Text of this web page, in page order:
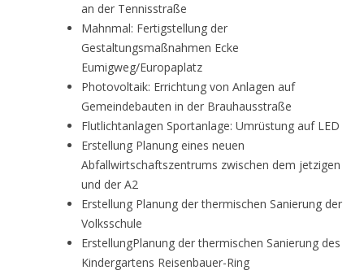
an der Tennisstraße
Mahnmal: Fertigstellung der
Gestaltungsmaßnahmen Ecke
Eumigweg/Europaplatz
Photovoltaik: Errichtung von Anlagen auf
Gemeindebauten in der Brauhausstraße
Flutlichtanlagen Sportanlage: Umrüstung auf LED
Erstellung Planung eines neuen
Abfallwirtschaftszentrums zwischen dem jetzigen
und der A2
Erstellung Planung der thermischen Sanierung der
Volksschule
ErstellungPlanung der thermischen Sanierung des
Kindergartens Reisenbauer-Ring